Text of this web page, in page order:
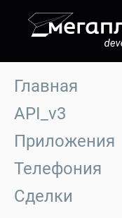
Главная
API_v3
Приложения
Телефония
Сделки